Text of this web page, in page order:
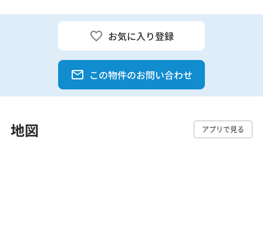
お気に入り登録
この物件のお問い合わせ
地図 アプリで見る